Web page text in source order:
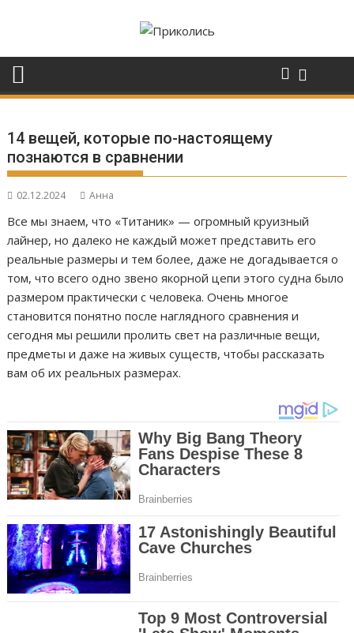
14 вещей, которые по-настоящему
познаются в сравнении
02.12.2024 Анна
Все мы знаем, что «Титаник» — огромный круизный
лайнер, но далеко не каждый может представить его
реальные размеры и тем более, даже не догадывается о
том, что всего одно звено якорной цепи этого судна было
размером практически с человека. Очень многое
становится понятно после наглядного сравнения и
сегодня мы решили пролить свет на различные вещи,
предметы и даже на живых существ, чтобы рассказать
вам об их реальных размерах.